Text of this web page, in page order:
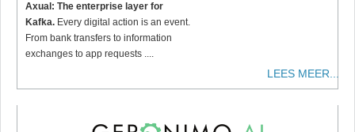
Axual: The enterprise layer for
Kafka. Every digital action is an event.
From bank transfers to information
exchanges to app requests ....
LEES MEER...